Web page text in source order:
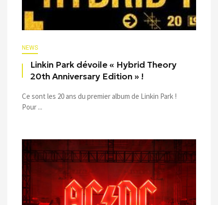
NEWS
Linkin Park dévoile « Hybrid Theory
20th Anniversary Edition » !
Ce sont les 20 ans du premier album de Linkin Park !
Pour ...